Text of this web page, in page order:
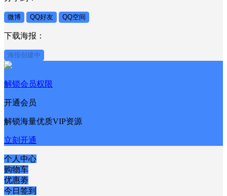
微博 QQ好友 QQ空间
下载海报：
海报创建中
解锁会员权限
开通会员
解锁海量优质VIP资源
立刻开通
个人中心
购物车
优惠劵
今日签到